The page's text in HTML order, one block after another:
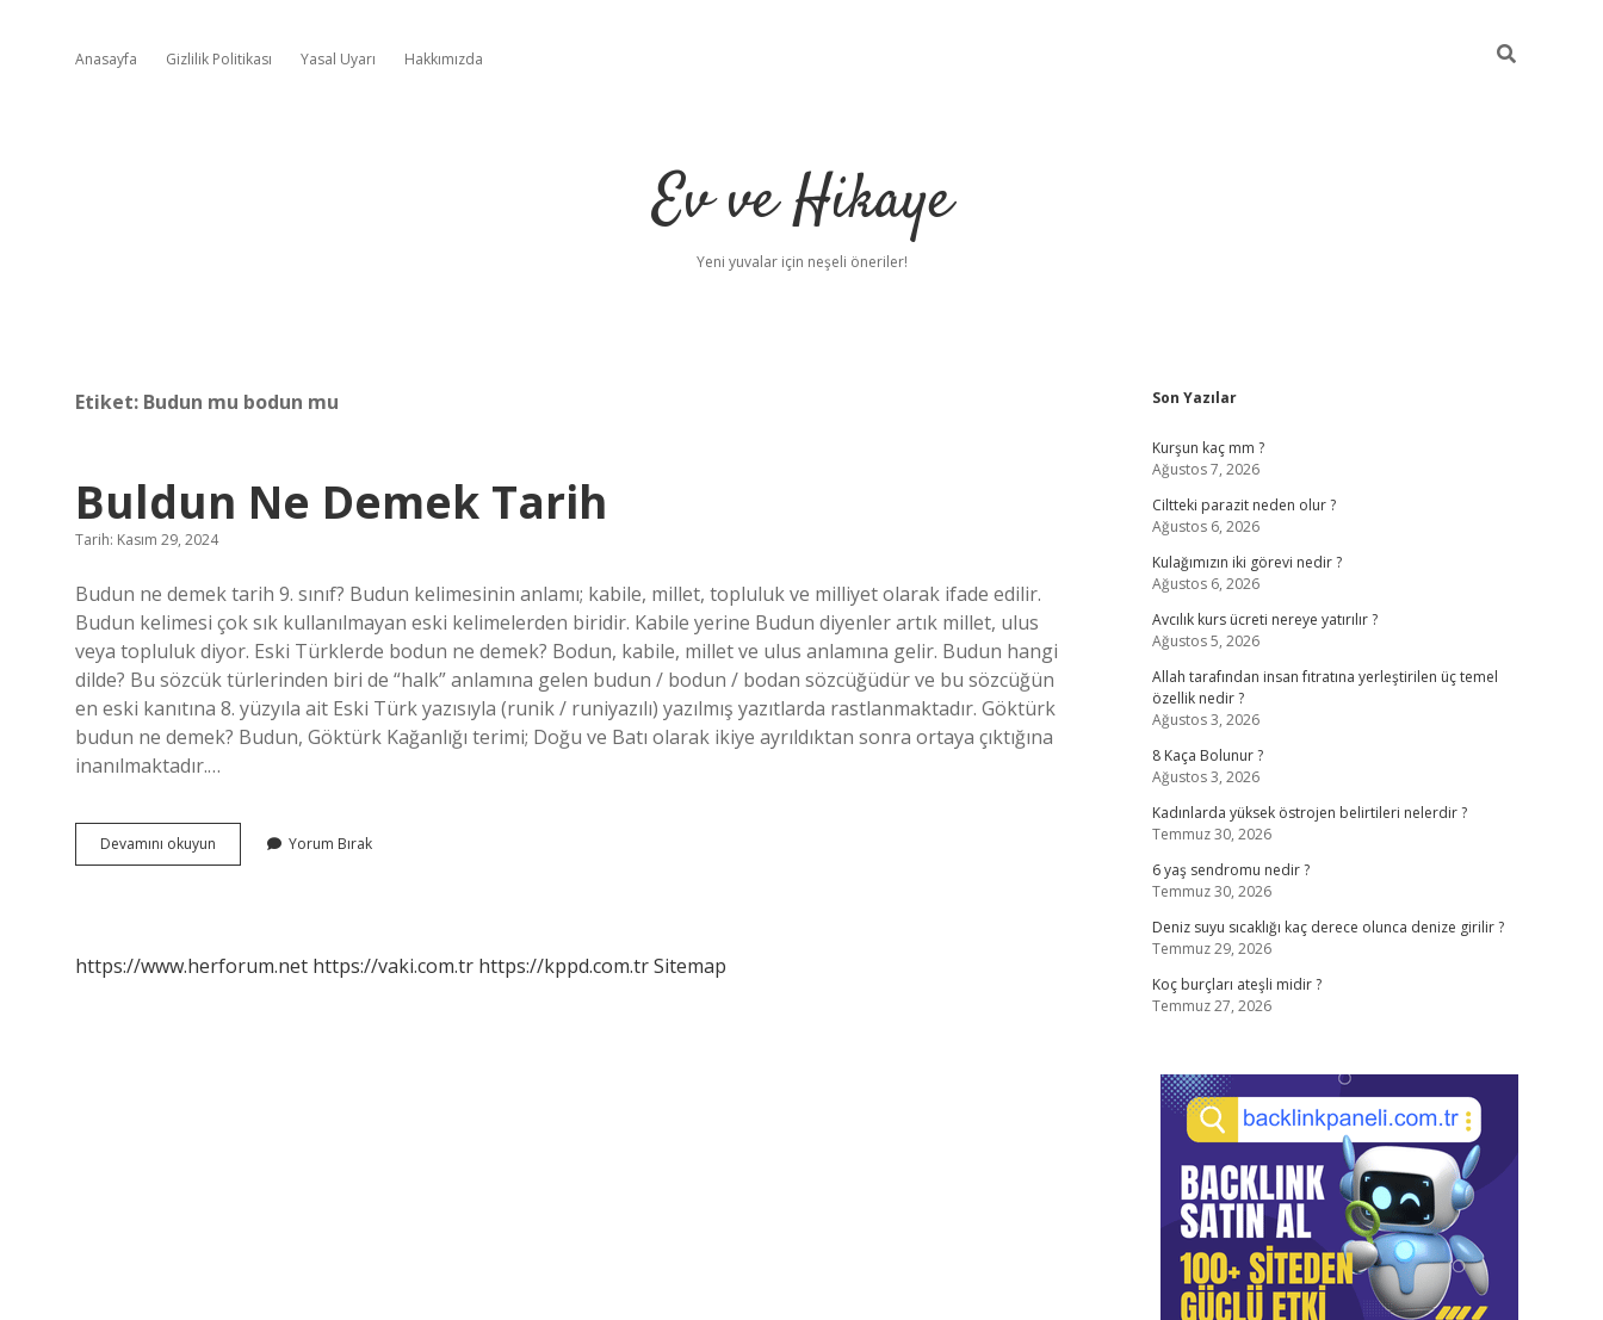
Anasayfa Gizlilik Politikası Yasal Uyarı Hakkımızda
Ev ve Hikaye
Yeni yuvalar için neşeli öneriler!
Etiket: Budun mu bodun mu
Buldun Ne Demek Tarih
Tarih: Kasım 29, 2024
Budun ne demek tarih 9. sınıf? Budun kelimesinin anlamı; kabile, millet, topluluk ve milliyet olarak ifade edilir.
Budun kelimesi çok sık kullanılmayan eski kelimelerden biridir. Kabile yerine Budun diyenler artık millet, ulus
veya topluluk diyor. Eski Türklerde bodun ne demek? Bodun, kabile, millet ve ulus anlamına gelir. Budun hangi
dilde? Bu sözcük türlerinden biri de “halk” anlamına gelen budun / bodun / bodan sözcüğüdür ve bu sözcüğün
en eski kanıtına 8. yüzyıla ait Eski Türk yazısıyla (runik / runiyazılı) yazılmış yazıtlarda rastlanmaktadır. Göktürk
budun ne demek? Budun, Göktürk Kağanlığı terimi; Doğu ve Batı olarak ikiye ayrıldıktan sonra ortaya çıktığına
inanılmaktadır.…
Devamını okuyun
Ne
Yorum Bırak
https://www.herforum.net https://vaki.com.tr https://kppd.com.trSitemap
Sidebar
Son Yazılar
Kurşun kaç mm ?
Ağustos 7, 2026
Ciltteki parazit neden olur ?
Ağustos 6, 2026
Kulağımızın iki görevi nedir ?
Ağustos 6, 2026
Avcılık kurs ücreti nereye yatırılır ?
Ağustos 5, 2026
Allah tarafından insan fıtratına yerleştirilen üç temel
özellik nedir ?
Ağustos 3, 2026
8 Kaça Bolunur ?
Ağustos 3, 2026
Kadınlarda yüksek östrojen belirtileri nelerdir ?
Temmuz 30, 2026
6 yaş sendromu nedir ?
Temmuz 30, 2026
Deniz suyu sıcaklığı kaç derece olunca denize girilir ?
Temmuz 29, 2026
Koç burçları ateşli midir ?
Temmuz 27, 2026